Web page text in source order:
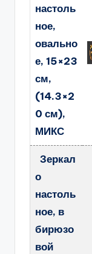
настоль
ное,
овально
е, 15×23
см,
(14.3×2
0 см),
МИКС
Зеркал
о
настоль
ное, в
бирюзо
вой